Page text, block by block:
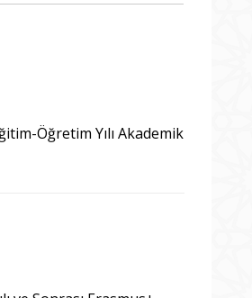
Öğretim Yılı Akademik